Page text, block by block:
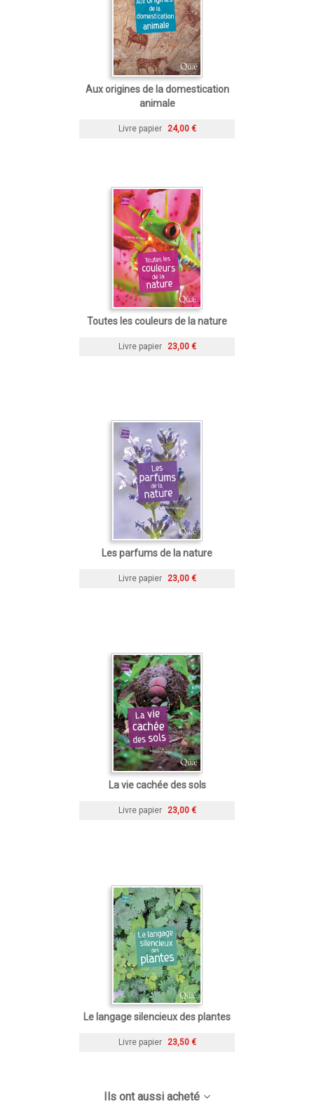
Aux origines de la domestication
animale
Livre papier 24,00 €
Toutes les couleurs de la nature
Livre papier 23,00 €
Les parfums de la nature
Livre papier 23,00 €
La vie cachée des sols
Livre papier 23,00 €
Le langage silencieux des plantes
Livre papier 23,50 €
Ils ont aussi acheté